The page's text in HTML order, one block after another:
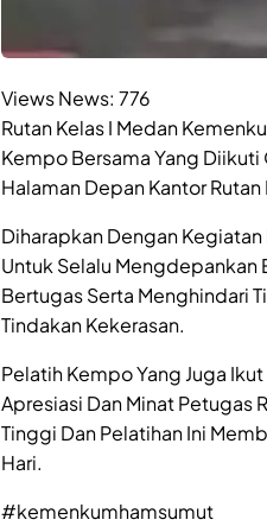
Views News: 776
Rutan Kelas I Medan
Kempo Bersama Yang
Halaman Depan Kantor
Diharapkan Dengan
Untuk Selalu Mengdepankan
Bertugas Serta Menghindari
Tindakan Kekerasan.
Pelatih Kempo Yang Juga
Apresiasi Dan Minat Petugas
Tinggi Dan Pelatihan Ini
Hari.
#kemenkumhamsumut